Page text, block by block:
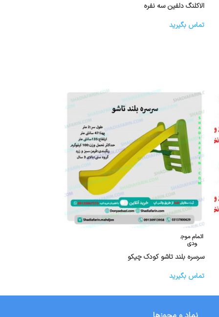
الاکلنگ دلفین سه نفره
تماس بگیرید
اتمام موج
ودی
سرسره بلند تاشو کودک چیکو
تماس بگیرید